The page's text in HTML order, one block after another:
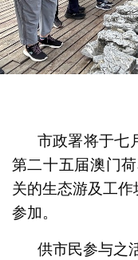
市
市政署将于七
第二十五届澳门
关的生态游及工
参加。
供市民参与之